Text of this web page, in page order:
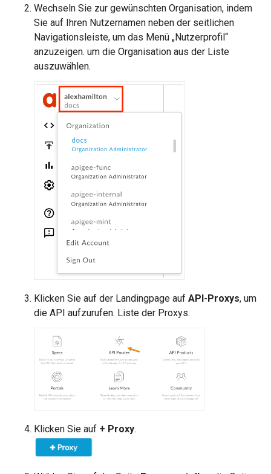
Wechseln Sie zur gewünschten Organisation, indem
Sie auf Ihren Nutzernamen neben der seitlichen
Navigationsleiste, um das Menü „Nutzerprofil“
anzuzeigen. um die Organisation aus der Liste
auszuwählen.
Klicken Sie auf der Landingpage auf API-Proxys, um
die API aufzurufen. Liste der Proxys.
Klicken Sie auf + Proxy.